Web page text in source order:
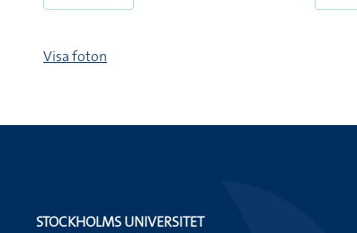
Visa foton
STOCKHOLMS UNIVERSITET